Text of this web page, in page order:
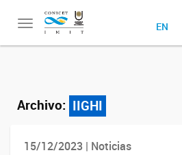
Toggle
EN
Archivo: IIGHI
15/12/2023 | Noticias